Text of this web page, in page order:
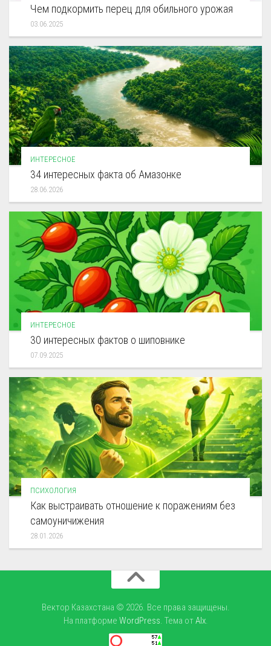
Чем подкормить перец для обильного урожая
03.06.2025
ИНТЕРЕСНОЕ
34 интересных факта об Амазонке
28.06.2026
ИНТЕРЕСНОЕ
30 интересных фактов о шиповнике
07.09.2025
ПСИХОЛОГИЯ
Как выстраивать отношение к поражениям без
самоуничижения
28.01.2026
Вектор Казахстана © 2026. Все права защищены.
На платформе WordPress. Тема отAlx.